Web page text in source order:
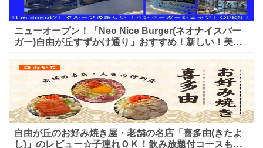
ニューオープン！「Neo Nice Burger(ネオナイスバー
ガー)自由が丘すずかけ通り」おすすめ！新しい！美味
自由が丘のお好み焼き屋・老舗の名店「喜多由(きたよ
し)」のレビュー☆子連れＯＫ！飲み放題付コースも！